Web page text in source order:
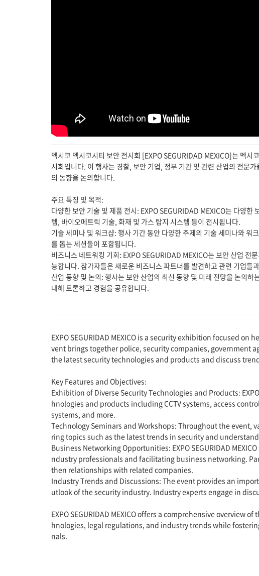
멕시코 멕시코시티 보안 전시회 [EXPO SEGURIDAD MEXICO]는 멕시
시회입니다. 이 행사는 경찰, 보안 기업, 정부 기관 및 관련 산업의 전문
의 동향을 논의합니다.
주요 특징 및 목적:
다양한 보안 기술 및 제품 전시: EXPO SEGURIDAD MEXICO는 다양
템, 바이오메트릭 기술, 화재 및 가스 탐지 시스템 등이 전시됩니다.
기술 세미나 및 워크샵: 행사 기간 동안 다양한 주제의 기술 세미나와 워
를 돕는 세션들이 포함됩니다.
비즈니스 네트워킹 기회: EXPO SEGURIDAD MEXICO는 보안 산업 전
능합니다. 참가자들은 새로운 비즈니스 파트너를 발견하고 관련 기업들
산업 동향 및 논의: 행사는 보안 산업의 최신 동향 및 미래 전망을 논의
대해 토론하고 경험을 공유합니다.
EXPO SEGURIDAD MEXICO is a security exhibition focused
vent brings together police, security companies, government
the latest security technologies and products and discuss
Key Features and Objectives:
Exhibition of Diverse Security Technologies and Products:
hnologies and products including CCTV systems, access
systems, and more.
Technology Seminars and Workshops: Throughout the event,
ring topics such as the latest trends in security and
Business Networking Opportunities: EXPO SEGURIDAD
ndustry professionals and facilitating business networking.
then relationships with related companies.
Industry Trends and Discussions: The event provides an
utlook of the security industry. Industry experts engage in
EXPO SEGURIDAD MEXICO offers a comprehensive
hnologies, legal regulations, and industry trends while
nals.